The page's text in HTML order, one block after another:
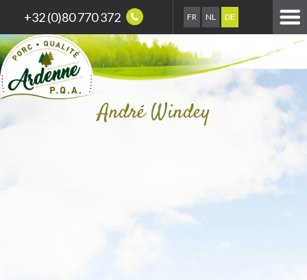
+32 (0)80 770 372 FR NL DE
André Windey